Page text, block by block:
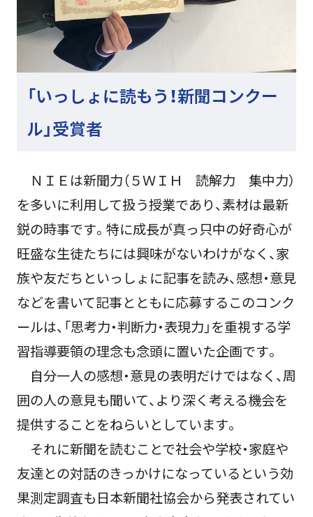
「いっしょに読もう！新聞コンクー
ル」受賞者
ＮＩＥは新聞力（５ＷＩＨ 読解力 集中力）
を多いに利用して扱う授業であり、素材は最新
鋭の時事です。特に成長が真っ只中の好奇心が
旺盛な生徒たちには興味がないわけがなく、家
族や友だちといっしょに記事を読み、感想・意見
などを書いて記事とともに応募するこのコンク
ールは、「思考力・判断力・表現力」を重視する学
習指導要領の理念も念頭に置いた企画です。
自分一人の感想・意見の表明だけではなく、周
囲の人の意見も聞いて、より深く考える機会を
提供することをねらいとしています。
それに新聞を読むことで社会や学校・家庭や
友達との対話のきっかけになっているという効
果測定調査も日本新聞社協会から発表されてい